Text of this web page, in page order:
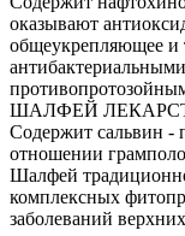
оказывают
общеукрепляющее и
ШАЛФЕЙ
Содержит сальвин -
отношении
Шалфей
комплексных
заболеваний